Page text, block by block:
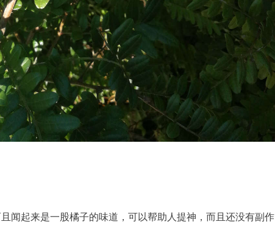
闻起来是一股橘子的味道，可以帮助人提神，而且还没有副作